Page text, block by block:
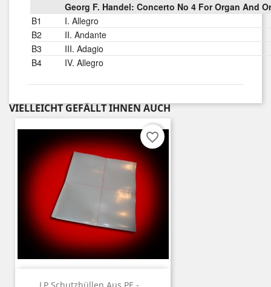
Georg F. Handel: Concerto No 4 For Organ And
B1
I. Allegro
B2
II. Andante
B3
III. Adagio
B4
IV. Allegro
VIELLEICHT GEFÄLLT IHNEN AUCH
favorite_border